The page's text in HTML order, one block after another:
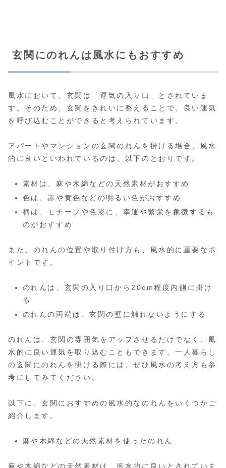
玄関にのれんは風水にもおすすめ
風水において、玄関は「運気の入り口」とされていま
す。そのため、玄関をきれいに整えることで、良い運気
を呼び込むことができると考えられています。
アパートやマンションの玄関のれんを掛ける場合、風水
的に良いといわれているのは、以下のとおりです。
素材は、麻や木綿などの天然素材がおすすめ
色は、赤や黄色などの明るい色がおすすめ
柄は、モチーフや色彩に、幸運や繁栄を象徴するも
のがおすすめ
また、のれんの位置や取り付け方も、風水的に重要なポ
イントです。
のれんは、玄関の入り口から20cm程度内側に掛け
る
のれんの両端は、玄関の壁に触れないようにする
のれんは、玄関の雰囲気をアップさせるだけでなく、風
水的に良い運気を取り込むこともできます。一人暮らし
の玄関にのれんを掛ける際には、ぜひ風水の考え方も参
考にしてみてください。
以下に、玄関におすすめの風水的なのれんをいくつかご
紹介します。
麻や木綿などの天然素材を使ったのれん
麻や木綿などの天然素材は、風水的に良いとされていま